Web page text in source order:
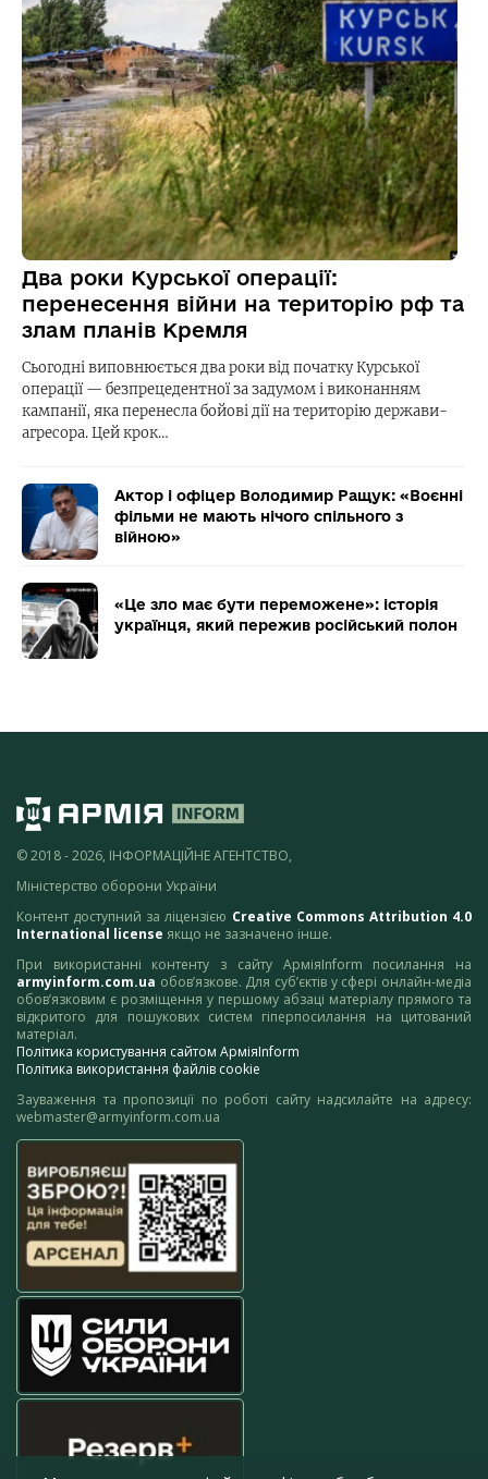
Два роки Курської операції:
перенесення війни на територію рф та
злам планів Кремля
Сьогодні виповнюється два роки від початку Курської
операції — безпрецедентної за задумом і виконанням
кампанії, яка перенесла бойові дії на територію держави-
агресора. Цей крок…
Актор і офіцер Володимир Ращук: «Воєнні
фільми не мають нічого спільного з
війною»
«Це зло має бути переможене»: історія
українця, який пережив російський полон
© 2018 - 2026, ІНФОРМАЦІЙНЕ АГЕНТСТВО,
Міністерство оборони України
Контент доступний за ліцензією Creative Commons Attribution 4.0
International license якщо не зазначено інше.
При використанні контенту з сайту АрміяInform посилання на
armyinform.com.ua обов’язкове. Для суб’єктів у сфері онлайн-медіа
обов’язковим є розміщення у першому абзаці матеріалу прямого та
відкритого для пошукових систем гіперпосилання на цитований
матеріал.
Політика користування сайтом АрміяInform
Політика використання файлів cookie
Зауваження та пропозиції по роботі сайту надсилайте на адресу:
webmaster@armyinform.com.ua